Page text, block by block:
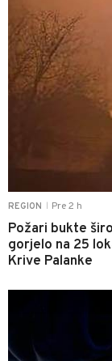
REGION Pre 2 h
Požari bukte
gorjelo na 25
Krive Palanke